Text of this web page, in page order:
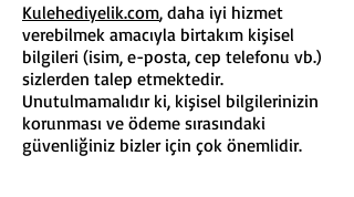
Kulehediyelik.com, daha iyi hizmet
verebilmek amacıyla birtakım kişisel
bilgileri (isim, e-posta, cep telefonu vb.)
sizlerden talep etmektedir.
Unutulmamalıdır ki, kişisel bilgilerinizin
korunması ve ödeme sırasındaki
güvenliğiniz bizler için çok önemlidir.